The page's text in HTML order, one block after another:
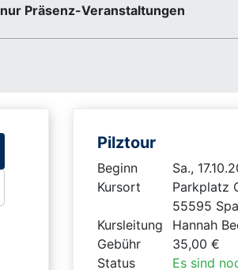
nur Präsenz-Veranstaltungen
Pilztour
Beginn
Sa.,
Kursort
Parkplatz
55595
Kursleitung
Hannah
Gebühr
35,00 €
Status
Es sind